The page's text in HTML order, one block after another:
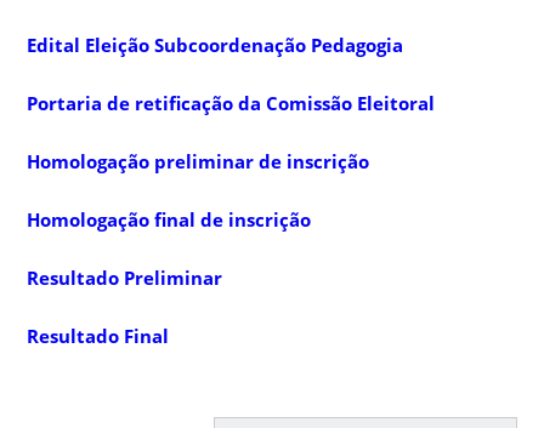
Edital Eleição Subcoordenação Pedagogia
Portaria de retificação da Comissão Eleitoral
Homologação preliminar de inscrição
Homologação final de inscrição
Resultado Preliminar
Resultado Final